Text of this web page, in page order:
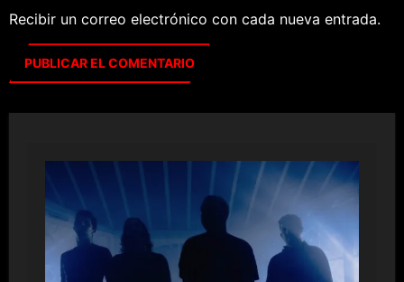
Recibir un correo electrónico con cada nueva entrada.